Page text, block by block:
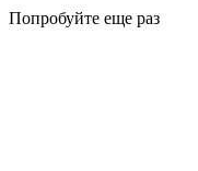
Попробуйте еще раз